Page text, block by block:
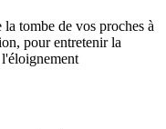
tombe de vos proches à
pour entretenir la